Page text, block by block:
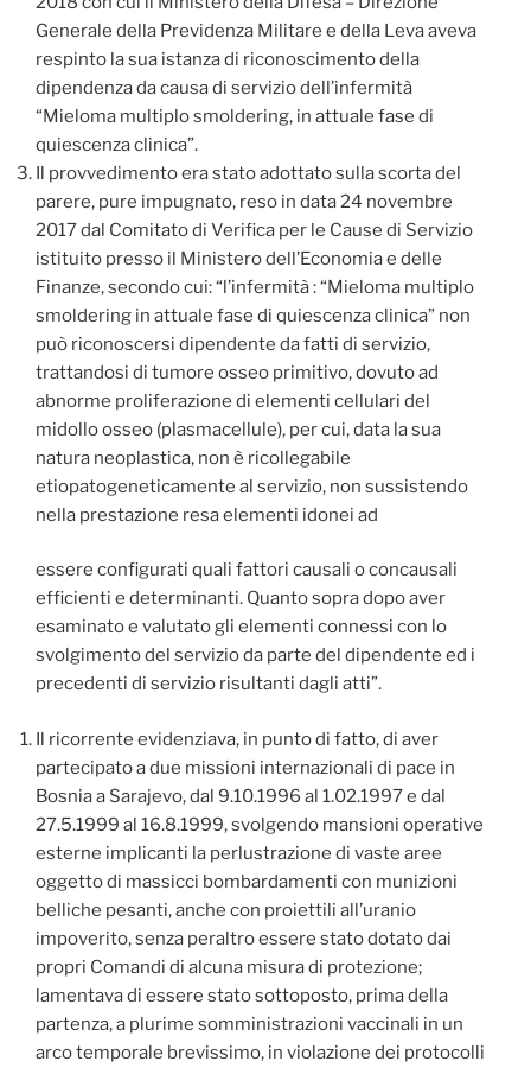
Generale della Previdenza Militare e della Leva aveva
respinto la sua istanza di riconoscimento della
dipendenza da causa di servizio dell’infermità
“Mieloma multiplo smoldering, in attuale fase di
quiescenza clinica”.
Il provvedimento era stato adottato sulla scorta del
parere, pure impugnato, reso in data 24 novembre
2017 dal Comitato di Verifica per le Cause di Servizio
istituito presso il Ministero dell’Economia e delle
Finanze, secondo cui: “l’infermità : “Mieloma multiplo
smoldering in attuale fase di quiescenza clinica” non
può riconoscersi dipendente da fatti di servizio,
trattandosi di tumore osseo primitivo, dovuto ad
abnorme proliferazione di elementi cellulari del
midollo osseo (plasmacellule), per cui, data la sua
natura neoplastica, non è ricollegabile
etiopatogeneticamente al servizio, non sussistendo
nella prestazione resa elementi idonei ad
essere configurati quali fattori causali o concausali
efficienti e determinanti. Quanto sopra dopo aver
esaminato e valutato gli elementi connessi con lo
svolgimento del servizio da parte del dipendente ed i
precedenti di servizio risultanti dagli atti”.
Il ricorrente evidenziava, in punto di fatto, di aver
partecipato a due missioni internazionali di pace in
Bosnia a Sarajevo, dal 9.10.1996 al 1.02.1997 e dal
27.5.1999 al 16.8.1999, svolgendo mansioni operative
esterne implicanti la perlustrazione di vaste aree
oggetto di massicci bombardamenti con munizioni
belliche pesanti, anche con proiettili all’uranio
impoverito, senza peraltro essere stato dotato dai
propri Comandi di alcuna misura di protezione;
lamentava di essere stato sottoposto, prima della
partenza, a plurime somministrazioni vaccinali in un
arco temporale brevissimo, in violazione dei protocolli